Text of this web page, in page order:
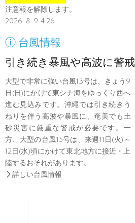
注意報を解除します。
2026-8-9 4:26
 台風情報
引き続き暴風や高波に警戒
大型で非常に強い台風13号は、きょう9
日(日)にかけて東シナ海をゆっくり西へ
進む見込みです。沖縄では引き続きう
ねりを伴う高波や暴風に、奄美でも土
砂災害に厳重な警戒が必要です。一
方、大型の台風15号は、来週11日(火)～
12日(水)頃にかけて東北地方に接近・上
陸するおそれがあります。
 詳しい台風情報